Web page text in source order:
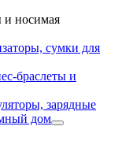
и носимая
сумки для
браслеты и
зарядные
дом